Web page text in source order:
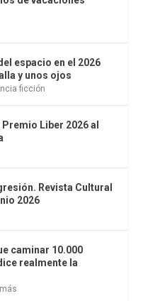
espacio en el 2026
y unos ojos
ficción
Liber 2026 al
Revista Cultural
2026
caminar 10.000
realmente la